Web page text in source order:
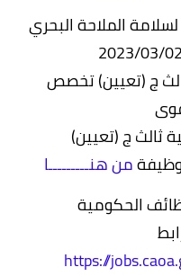
الملاحة البحري
ج (تعيين) تخصص
من هنـــــــــا
الحكومية
https://